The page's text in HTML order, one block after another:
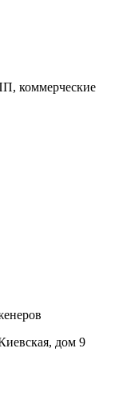
коммерческие
дом 9